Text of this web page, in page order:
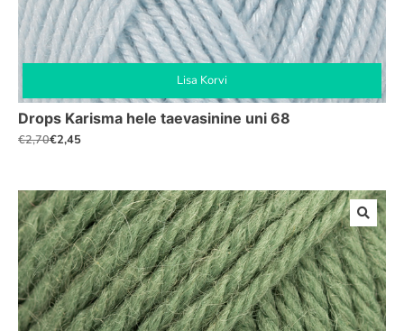
Lisa Korvi
Drops Karisma hele taevasinine uni 68
€2,70
Algne
€2,70.
€2,45
Praegune
€2,45.